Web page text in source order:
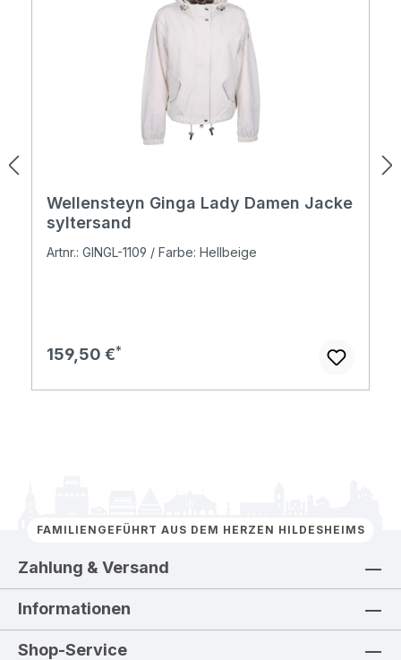
Wellensteyn Ginga Lady Damen Jacke
syltersand
Artnr.: GINGL-1109 / Farbe: Hellbeige
Regulärer Preis:
159,50 €
FAMILIENGEFÜHRT AUS DEM HERZEN HILDESHEIMS
Zahlung & Versand
Informationen
Shop-Service